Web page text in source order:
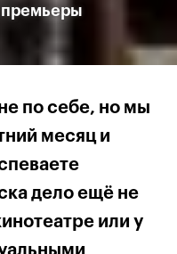
по себе, но мы
месяц и
дело ещё не
или у